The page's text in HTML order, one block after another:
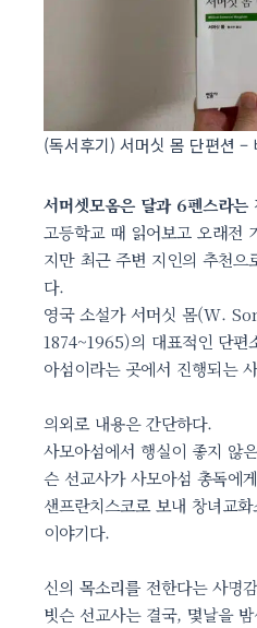
(독서후기) 서머싯 몸 단편션 –
서머셋모옴은 달과 6펜스라는
고등학교 때 읽어보고 오래전
지만 최근 주변 지인의 추천으
다.
영국 소설가 서머싯 몸(W.
1874~1965)의 대표적인 단편
아섬이라는 곳에서 진행되는
의외로 내용은 간단하다.
사모아섬에서 행실이 좋지 않
슨 선교사가 사모아섬 총독에
샌프란치스코로 보내 창녀교
이야기다.
신의 목소리를 전한다는 사명
빗슨 선교사는 결국, 몇날을